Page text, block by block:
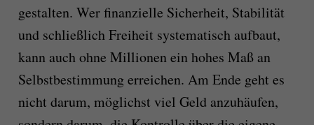
gestalten. Wer finanzielle Sicherheit, Stabilität
und schließlich Freiheit systematisch aufbaut,
kann auch ohne Millionen ein hohes Maß an
Selbstbestimmung erreichen. Am Ende geht es
nicht darum, möglichst viel Geld anzuhäufen,